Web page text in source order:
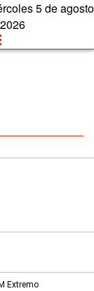
5 deagosto
Extremo